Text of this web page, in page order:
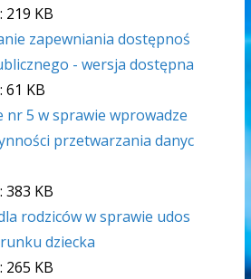
219 KB
zapewniania dostępnoś
- wersja dostępna
61 KB
nr 5 w sprawie wprowadze
przetwarzania danyc
383 KB
rodziców w sprawie udos
dziecka
265 KB